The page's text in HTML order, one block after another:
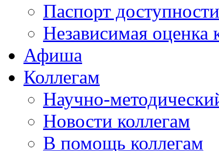
Паспорт доступности
Независимая оценка
Афиша
Коллегам
Научно-
Новости коллегам
В помощь коллегам